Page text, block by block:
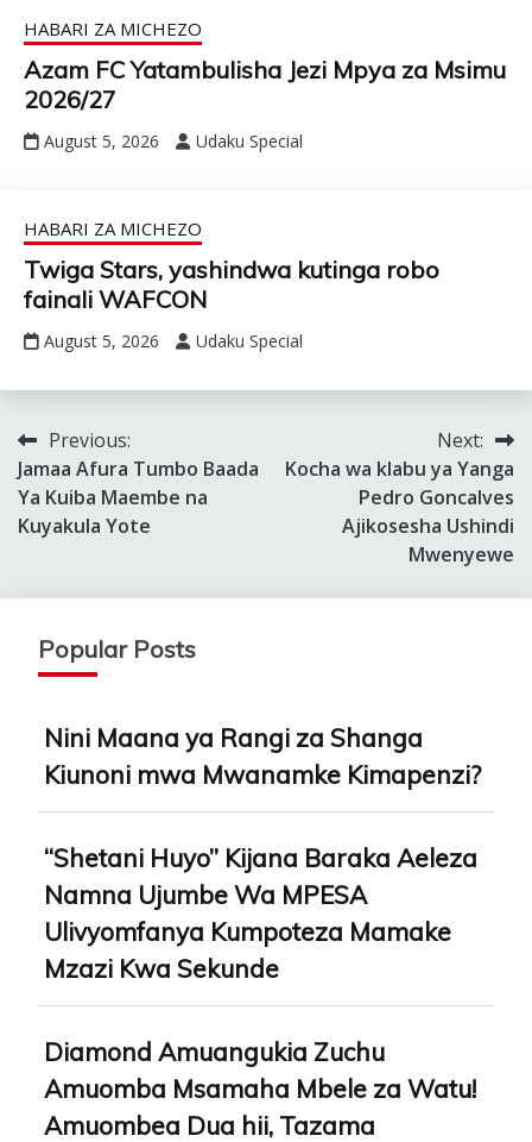
HABARI ZA MICHEZO
Azam FC Yatambulisha Jezi Mpya za Msimu
2026/27
August 5, 2026 Udaku Special
HABARI ZA MICHEZO
Twiga Stars, yashindwa kutinga robo
fainali WAFCON
August 5, 2026 Udaku Special
Post
navigation
Previous:
Jamaa Afura Tumbo Baada
Ya Kuiba Maembe na
Kuyakula Yote
Next:
Kocha wa klabu ya Yanga
Pedro Goncalves
Ajikosesha Ushindi
Mwenyewe
Popular Posts
Nini Maana ya Rangi za Shanga
Kiunoni mwa Mwanamke Kimapenzi?
“Shetani Huyo” Kijana Baraka Aeleza
Namna Ujumbe Wa MPESA
Ulivyomfanya Kumpoteza Mamake
Mzazi Kwa Sekunde
Diamond Amuangukia Zuchu
Amuomba Msamaha Mbele za Watu!
Amuombea Dua hii, Tazama